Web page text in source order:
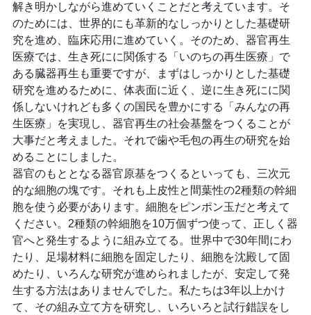
解き明かしながら進めていくことだと考えています。そ
のためには、世界的にも革新的なしっかりとした基礎研
究を進め、臨床応用に進めていく。そのため、器官再生
医療では、生き死にに関係する「いのちの再生医療」で
ある臓器再生も重要ですが、まずはしっかりとした基礎
研究を進めるために、体表面に近く、逆に生き死にに関
係しないけれども多くの国民を豊かにする「みんなの再
生医療」を実現し、器官再生の社会基盤をつくることが
大事だと考えました。それで歯や毛包の再生の研究を始
めることにしました。
器官のもととなる器官原基をつくるといっても、三次元
的な細胞の塊です。それも上皮性と間葉性の2種類の幹細
胞を使う必要があります。細胞をピンポン玉だと考えて
ください。2種類の幹細胞を10万個ずつ使って、正しく器
官へと発生するように組み立てる。世界中で30年間にわ
たり、足場材料に細胞を固定したり、細胞を沈殿して固
めたり、いろんな研究が進められましたが、安定して発
生する方法はありませんでした。私たちは3年以上かけ
て、その組み立て方を研究し、いろいろと試行錯誤をし